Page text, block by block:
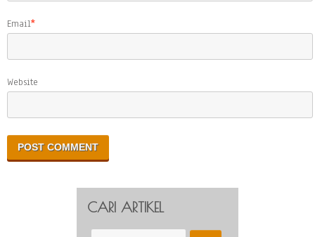
Email*
Website
CARI ARTIKEL